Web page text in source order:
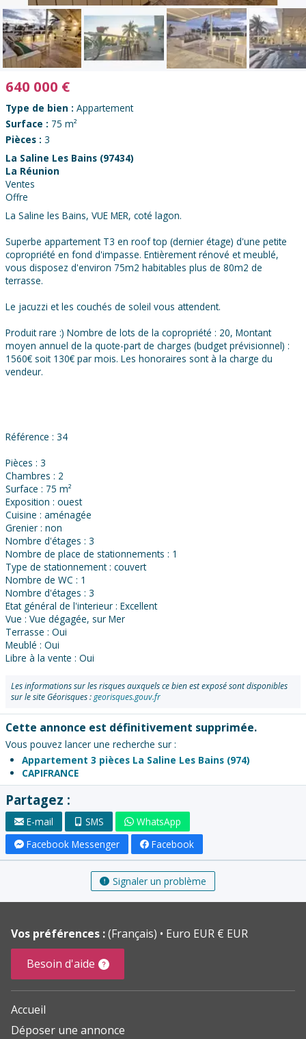
640 000 €
Type de bien : Appartement
Surface : 75 m²
Pièces : 3
La Saline Les Bains (97434)
La Réunion
Ventes
Offre
La Saline les Bains, VUE MER, coté lagon.
Superbe appartement T3 en roof top (dernier étage) d'une petite
copropriété en fond d'impasse. Entièrement rénové et meublé,
vous disposez d'environ 75m2 habitables plus de 80m2 de
terrasse.
Le jacuzzi et les couchés de soleil vous attendent.
Produit rare :) Nombre de lots de la copropriété : 20, Montant
moyen annuel de la quote-part de charges (budget prévisionnel) :
1560€ soit 130€ par mois. Les honoraires sont à la charge du
vendeur.
Référence : 34
Pièces : 3
Chambres : 2
Surface : 75 m²
Exposition : ouest
Cuisine : aménagée
Grenier : non
Nombre d'étages : 3
Nombre de place de stationnements : 1
Type de stationnement : couvert
Nombre de WC : 1
Nombre d'étages : 3
Etat général de l'interieur : Excellent
Vue : Vue dégagée, sur Mer
Terrasse : Oui
Meublé : Oui
Libre à la vente : Oui
Les informations sur les risques auxquels ce bien est exposé sont disponibles
sur le site Géorisques :georisques.gouv.fr
Cette annonce est définitivement supprimée.
Vous pouvez lancer une recherche sur :
Appartement 3 pièces La Saline Les Bains (974)
CAPIFRANCE
Partagez :
E-mail SMS
WhatsApp
Facebook Messenger
Facebook
Signaler un problème
Vos préférences :(Français)
Euro EUR € EUR
Besoin d'aide
Accueil
Déposer une annonce